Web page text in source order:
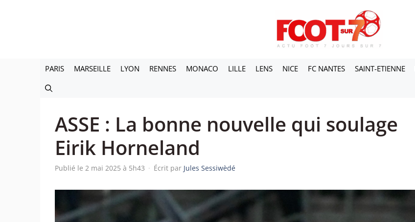
PARIS MARSEILLE LYON RENNES MONACO LILLE LENS NICE FC NANTES SAINT-ETIENNE
ASSE : La bonne nouvelle qui soulage
Eirik Horneland
Publié le 2 mai 2025 à 5h43 · Écrit par Jules Sessiwèdé